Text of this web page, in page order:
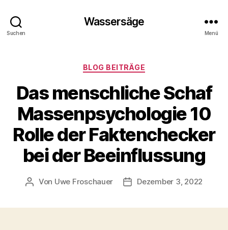
Suchen
Wassersäge
Menü
Kategorien
BLOG BEITRÄGE
Das menschliche Schaf
Massenpsychologie 10
Rolle der Faktenchecker
bei der Beeinflussung
Beitragsautor
Von Uwe Froschauer Beitragsdatum
Dezember 3, 2022